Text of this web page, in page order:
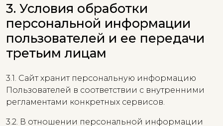
3. Условия обработки
персональной информации
пользователей и ее передачи
третьим лицам
3.1. Сайт хранит персональную информацию
Пользователей в соответствии с внутренними
регламентами конкретных сервисов.
3.2. В отношении персональной информации